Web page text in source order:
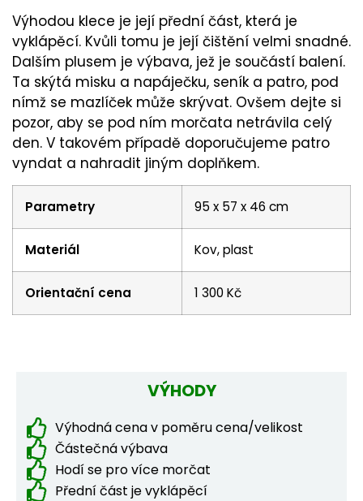
Výhodou klece je její přední část, která je
vyklápěcí. Kvůli tomu je její čištění velmi snadné.
Dalším plusem je výbava, jež je součástí balení.
Ta skýtá misku a napáječku, seník a patro, pod
nímž se mazlíček může skrývat. Ovšem dejte si
pozor, aby se pod ním morčata netrávila celý
den. V takovém případě doporučujeme patro
vyndat a nahradit jiným doplňkem.
Parametry 95 x 57 x 46 cm
Materiál Kov, plast
Orientační cena 1 300 Kč
VÝHODY
Výhodná cena v poměru cena/velikost
Částečná výbava
Hodí se pro více morčat
Přední část je vyklápěcí